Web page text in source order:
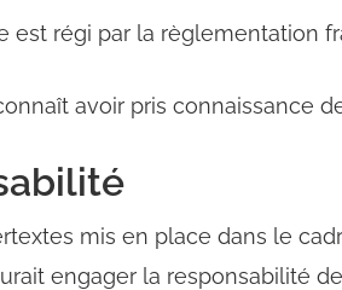
est régi par la règlementation
avoir pris connaissance
mis en place dans le
engager la responsabilité